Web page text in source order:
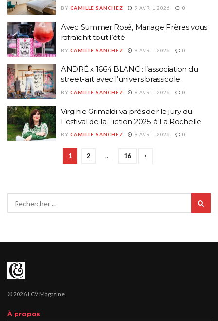
BY CAMILLE SANCHEZ 9 AVRIL 2026 0
Avec Summer Rosé, Mariage Frères vous
rafraîchit tout l’été
BY CAMILLE SANCHEZ 9 AVRIL 2026 0
ANDRÉ x 1664 BLANC : l’association du
street-art avec l’univers brassicole
BY CAMILLE SANCHEZ 9 AVRIL 2026 0
Virginie Grimaldi va présider le jury du
Festival de la Fiction 2025 à La Rochelle
BY CAMILLE SANCHEZ 9 AVRIL 2026 0
1 2 … 16
© 2026 LCV Magazine
À propos